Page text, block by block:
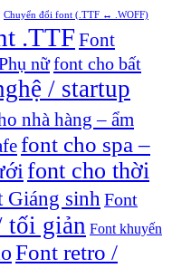
Chuyển đổi font (.TTF ↔ .WOFF)
.TTF Font
nữfont cho bất
/ startup
nhà hàng – ẩm
font cho spa –
font cho thời
Giáng sinh Font
tối giản Font khuyến
Font retro /